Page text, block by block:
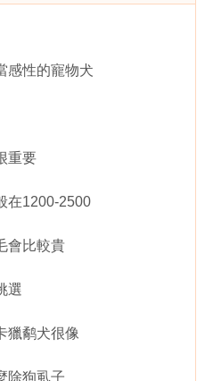
感性的寵物犬
重要
在1200-2500
會比較貴
選
獵鹬犬很像
除狗虱子